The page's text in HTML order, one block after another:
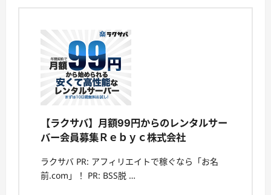
【ラクサバ】月額99円からのレンタルサー
バー会員募集Ｒｅｂｙｃ株式会社
ラクサバ PR: アフィリエイトで稼ぐなら「お名
前.com」！ PR: BSS脱 …